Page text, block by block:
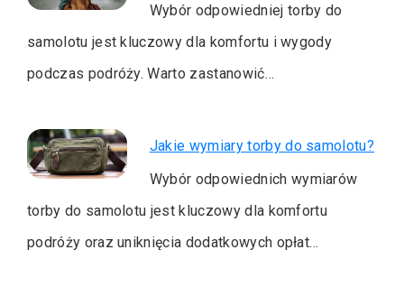
Wybór odpowiedniej torby do
samolotu jest kluczowy dla komfortu i wygody
podczas podróży. Warto zastanowić…
Jakie wymiary torby do samolotu?
Wybór odpowiednich wymiarów
torby do samolotu jest kluczowy dla komfortu
podróży oraz uniknięcia dodatkowych opłat…